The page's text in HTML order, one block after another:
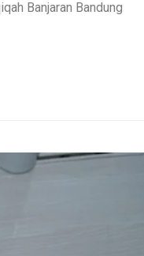
Banjaran Bandung